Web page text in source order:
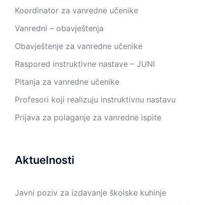
Koordinator za vanredne učenike
Vanredni – obavještenja
Obavještenje za vanredne učenike
Raspored instruktivne nastave – JUNI
Pitanja za vanredne učenike
Profesori koji realizuju instruktivnu nastavu
Prijava za polaganje za vanredne ispite
Aktuelnosti
Javni poziv za izdavanje školske kuhinje